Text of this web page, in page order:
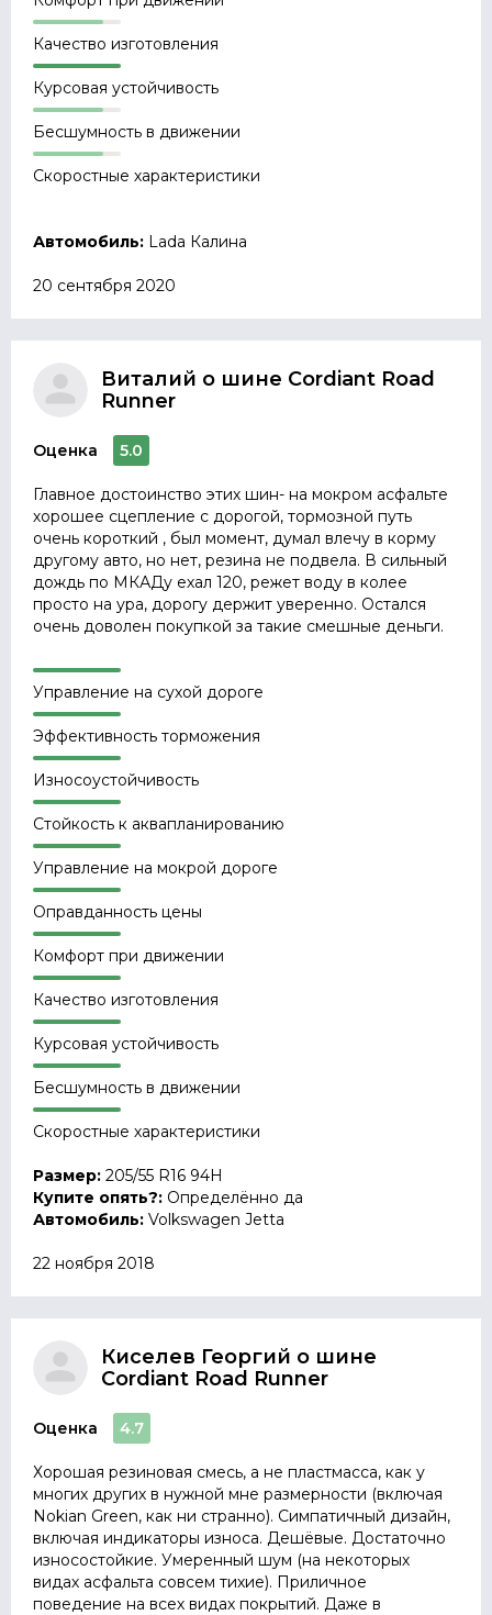
Качество изготовления
Курсовая устойчивость
Бесшумность в движении
Скоростные характеристики
Автомобиль: Lada Калина
20 сентября 2020
Виталий о шине Cordiant Road
Runner
Оценка 5.0
Главное достоинство этих шин- на мокром асфальте
хорошее сцепление с дорогой, тормозной путь
очень короткий , был момент, думал влечу в корму
другому авто, но нет, резина не подвела. В сильный
дождь по МКАДу ехал 120, режет воду в колее
просто на ура, дорогу держит уверенно. Остался
очень доволен покупкой за такие смешные деньги.
Управление на сухой дороге
Эффективность торможения
Износоустойчивость
Стойкость к аквапланированию
Управление на мокрой дороге
Оправданность цены
Комфорт при движении
Качество изготовления
Курсовая устойчивость
Бесшумность в движении
Скоростные характеристики
Размер: 205/55 R16 94H
Купите опять?: Определённо да
Автомобиль: Volkswagen Jetta
22 ноября 2018
Киселев Георгий о шине
Cordiant Road Runner
Оценка 4.7
Хорошая резиновая смесь, а не пластмасса, как у
многих других в нужной мне размерности (включая
Nokian Green, как ни странно). Симпатичный дизайн,
включая индикаторы износа. Дешёвые. Достаточно
износостойкие. Умеренный шум (на некоторых
видах асфальта совсем тихие). Приличное
поведение на всех видах покрытий. Даже в